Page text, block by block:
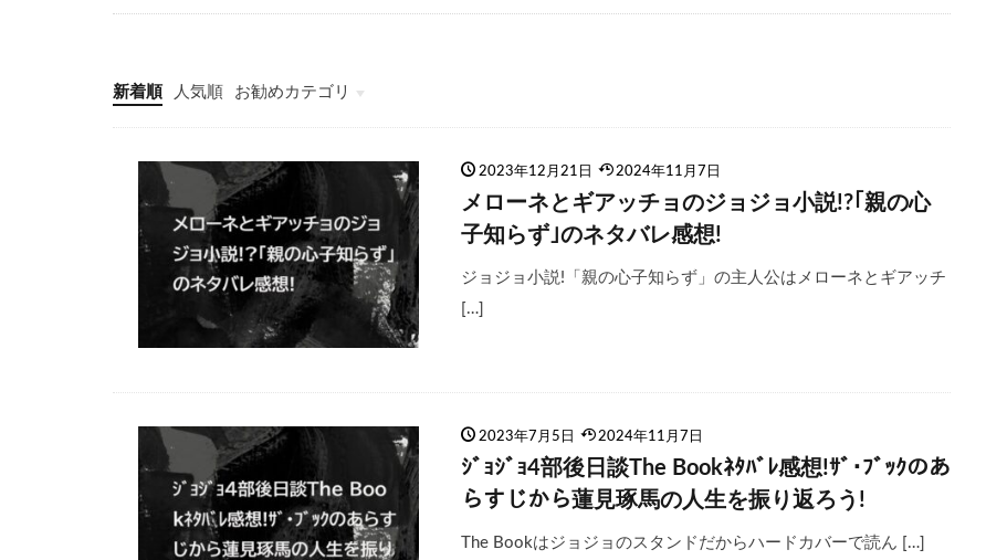
新着順 人気順 お勧めカテゴリ
#ジョジョ特集
#ジョジョのキャラクター紹介
#ジョジョランキング
#ジョジョアニメ
#ジョジョランズ
#岸辺露伴は動かない
#ジョジョ小説
2023年12月21日 2024年11月7日
メローネとギアッチョのジョジョ小説!?｢親の心
子知らず｣のネタバレ感想!
ジョジョ小説!「親の心子知らず」の主人公はメローネとギアッチ
[…]
2023年7月5日 2024年11月7日
ｼﾞｮｼﾞｮ4部後日談The Bookﾈﾀﾊﾞﾚ感想!ｻﾞ･ﾌﾞｯｸのあ
らすじから蓮見琢馬の人生を振り返ろう!
The Bookはジョジョのスタンドだからハードカバーで読ん […]